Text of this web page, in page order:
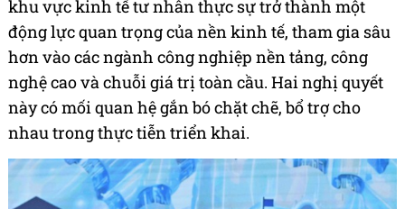
khu vực kinh tế tư nhân thực sự trở thành một
động lực quan trọng của nền kinh tế, tham gia sâu
hơn vào các ngành công nghiệp nền tảng, công
nghệ cao và chuỗi giá trị toàn cầu. Hai nghị quyết
này có mối quan hệ gắn bó chặt chẽ, bổ trợ cho
nhau trong thực tiễn triển khai.